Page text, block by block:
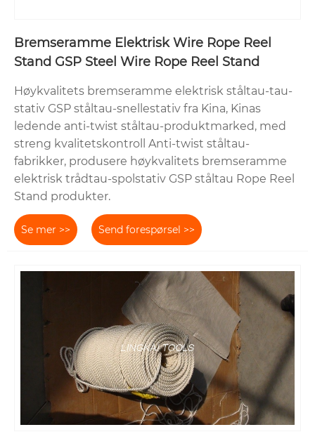
Bremseramme Elektrisk Wire Rope Reel
Stand GSP Steel Wire Rope Reel Stand
Høykvalitets bremseramme elektrisk ståltau-tau-
stativ GSP ståltau-snellestativ fra Kina, Kinas
ledende anti-twist ståltau-produktmarked, med
streng kvalitetskontroll Anti-twist ståltau-
fabrikker, produsere høykvalitets bremseramme
elektrisk trådtau-spolstativ GSP ståltau Rope Reel
Stand produkter.
Se mer >> Send forespørsel >>